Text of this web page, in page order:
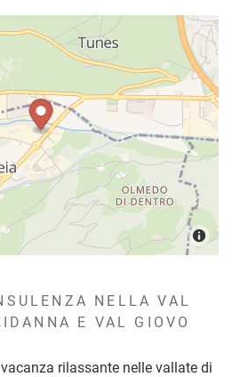
NELLA VAL
E VAL GIOVO
rilassante nelle vallate di